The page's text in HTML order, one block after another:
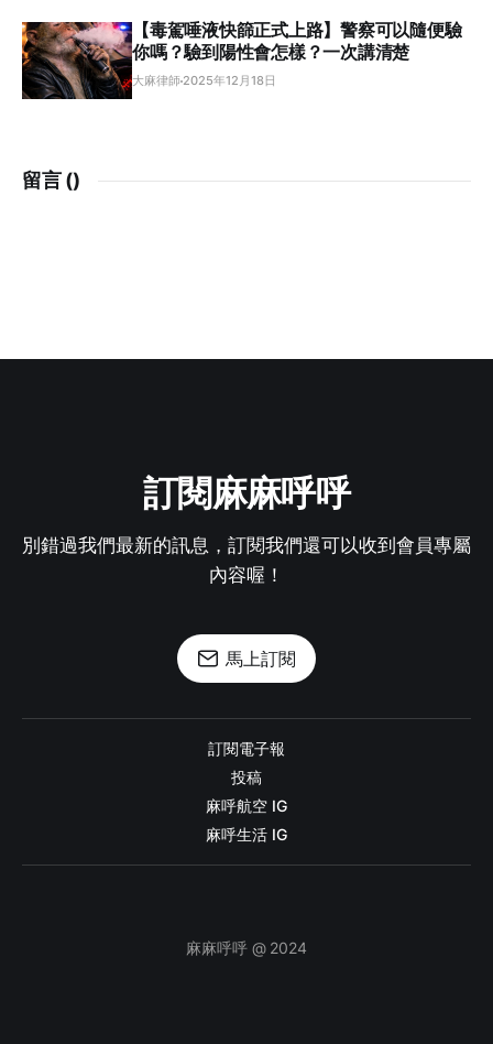
【毒駕唾液快篩正式上路】警察可以隨便驗
你嗎？驗到陽性會怎樣？一次講清楚
大麻律師 2025年12月18日
留言 ()
訂閱麻麻呼呼
別錯過我們最新的訊息，訂閱我們還可以收到會員專屬
內容喔！
馬上訂閱
訂閱電子報
投稿
麻呼航空 IG
麻呼生活 IG
麻麻呼呼 @ 2024